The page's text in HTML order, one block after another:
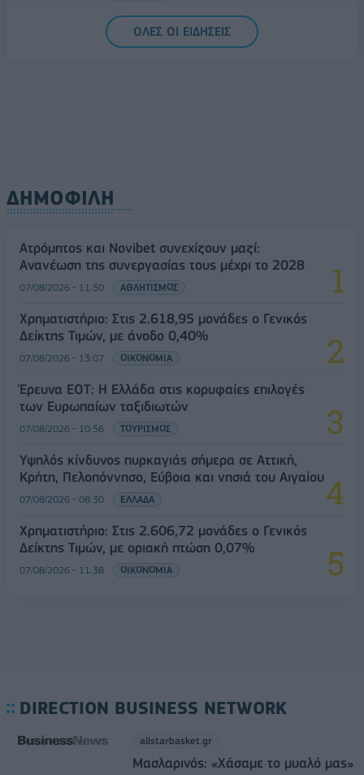
ΟΛΕΣ ΟΙ ΕΙΔΗΣΕΙΣ
ΔΗΜΟΦΙΛΗ
Ατρόμητος και Novibet συνεχίζουν μαζί:
Ανανέωση της συνεργασίας τους μέχρι το 2028
07/08/2026 - 11:50 ΑΘΛΗΤΙΣΜΟΣ
Χρηματιστήριο: Στις 2.618,95 μονάδες ο Γενικός
Δείκτης Τιμών, με άνοδο 0,40%
07/08/2026 - 13:07 ΟΙΚΟΝΟΜΙΑ
Έρευνα ΕΟΤ: Η Ελλάδα στις κορυφαίες επιλογές
των Ευρωπαίων ταξιδιωτών
07/08/2026 - 10:56 ΤΟΥΡΙΣΜΟΣ
Υψηλός κίνδυνος πυρκαγιάς σήμερα σε Αττική,
Κρήτη, Πελοπόννησο, Εύβοια και νησιά του Αιγαίου
07/08/2026 - 08:30 ΕΛΛΑΔΑ
Χρηματιστήριο: Στις 2.606,72 μονάδες ο Γενικός
Δείκτης Τιμών, με οριακή πτώση 0,07%
07/08/2026 - 11:38 ΟΙΚΟΝΟΜΙΑ
DIRECTION BUSINESS NETWORK
allstarbasket.gr
Μασλαρινός: «Χάσαμε το μυαλό μας»